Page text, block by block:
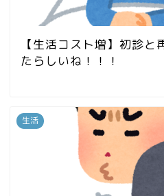
【生活コスト増】初診
たらしいね！！！
生活